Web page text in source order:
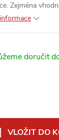
Zejména
VLOŽIT DO